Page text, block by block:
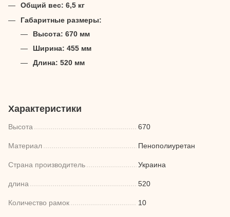
Общий вес: 6,5 кг
Габаритные размеры:
Высота: 670 мм
Ширина: 455 мм
Длина: 520 мм
Характеристики
Высота 670
Материал Пенополиуретан
Страна производитель Украина
длина 520
Количество рамок 10